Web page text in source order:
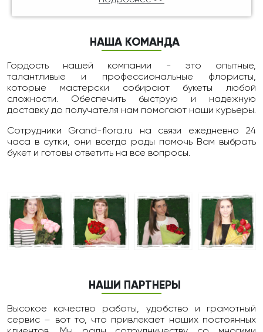
НАША КОМАНДА
Гордость нашей компании - это опытные,
талантливые и профессиональные флористы,
которые мастерски собирают букеты любой
сложности. Обеспечить быструю и надежную
доставку до получателя нам помогают наши курьеры.
Сотрудники Grand-flora.ru на связи ежедневно 24
чаcа в сутки, они всегда рады помочь Вам выбрать
букет и готовы ответить на все вопросы.
НАШИ ПАРТНЕРЫ
Высокое качество работы, удобство и грамотный
сервис – вот то, что привлекает наших постоянных